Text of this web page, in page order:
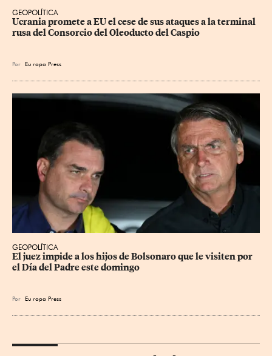
GEOPOLÍTICA
Ucrania promete a EU el cese de sus ataques a la terminal
rusa del Consorcio del Oleoducto del Caspio
Por Eu ropa Press
GEOPOLÍTICA
El juez impide a los hijos de Bolsonaro que le visiten por
el Día del Padre este domingo
Por Eu ropa Press